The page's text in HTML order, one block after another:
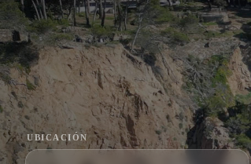
UBICACIÓN